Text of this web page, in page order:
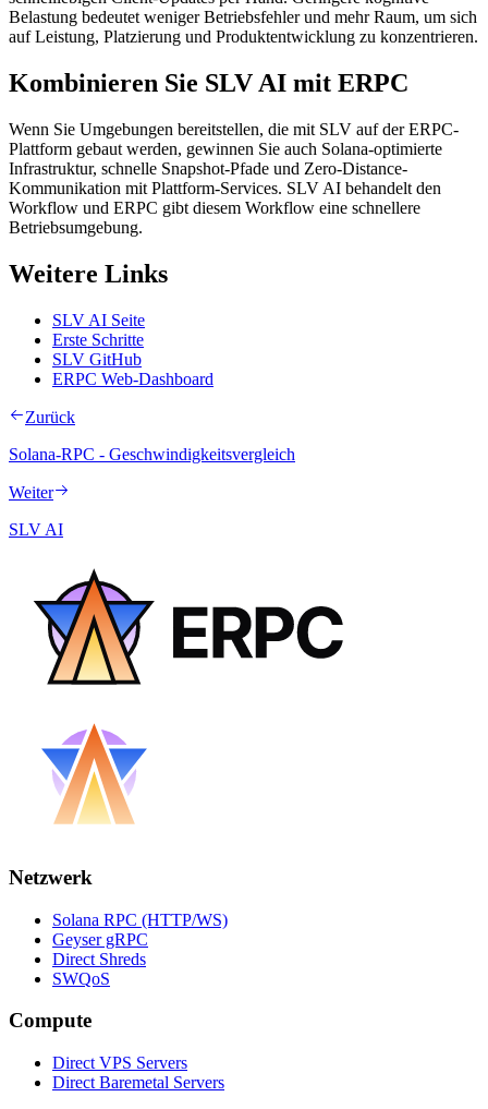
Belastung bedeutet weniger Betriebsfehler und mehr Raum, um sich
auf Leistung, Platzierung und Produktentwicklung zu konzentrieren.
Kombinieren Sie SLV AI mit ERPC
Wenn Sie Umgebungen bereitstellen, die mit SLV auf der ERPC-
Plattform gebaut werden, gewinnen Sie auch Solana-optimierte
Infrastruktur, schnelle Snapshot-Pfade und Zero-Distance-
Kommunikation mit Plattform-Services. SLV AI behandelt den
Workflow und ERPC gibt diesem Workflow eine schnellere
Betriebsumgebung.
Weitere Links
SLV AI Seite
Erste Schritte
SLV GitHub
ERPC Web-Dashboard
Zurück
Solana-RPC - Geschwindigkeitsvergleich
Weiter
SLV AI
Netzwerk
Solana RPC (HTTP/WS)
Geyser gRPC
Direct Shreds
SWQoS
Compute
Direct VPS Servers
Direct Baremetal Servers